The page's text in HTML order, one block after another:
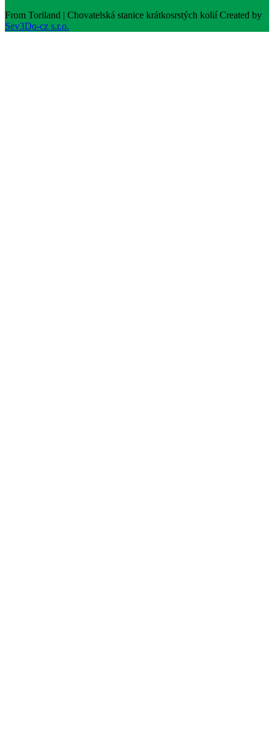
From Toriland | Chovatelská stanice krátkosrstých kolií Created by
Sev3Do-cz s.r.o.